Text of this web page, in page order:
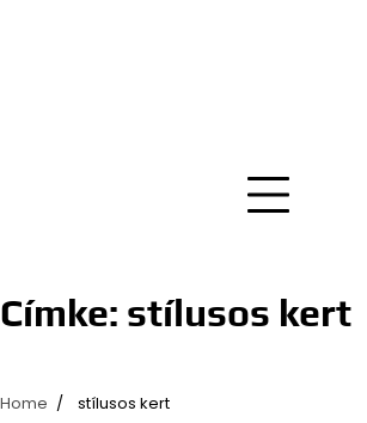
Címke: stílusos kert
Home stílusos kert